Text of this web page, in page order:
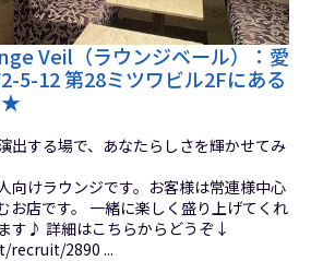
Veil（ラウンジベール）：愛
5-12 第28ミツワビル2Fにある
★
出する場で、あなたらしさを輝かせてみ
向けラウンジです。お客様は常連様中心
お店です。 一緒に楽しく盛り上げてくれ
す♪ 詳細はこちらからどうぞ↓
2890 ...